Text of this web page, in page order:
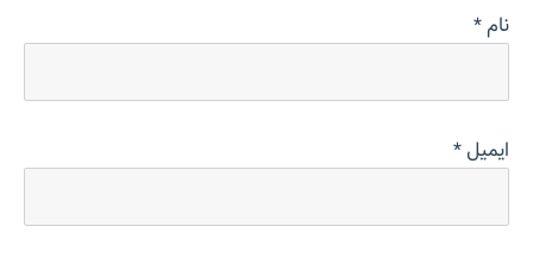
نام*
ایمیل*